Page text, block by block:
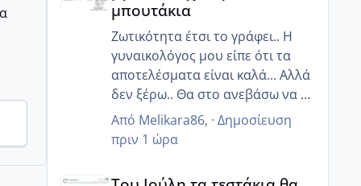
μπουτάκια
Ζωτικότητα έτσι το γράφει.. Η
γυναικολόγος μου είπε ότι τα
αποτελέσματα είναι καλά... Αλλά
δεν ξέρω.. Θα στο ανεβάσω να το
δεις κ εσύ
Από Melikara86, · Δημοσίευση
πριν 1 ώρα